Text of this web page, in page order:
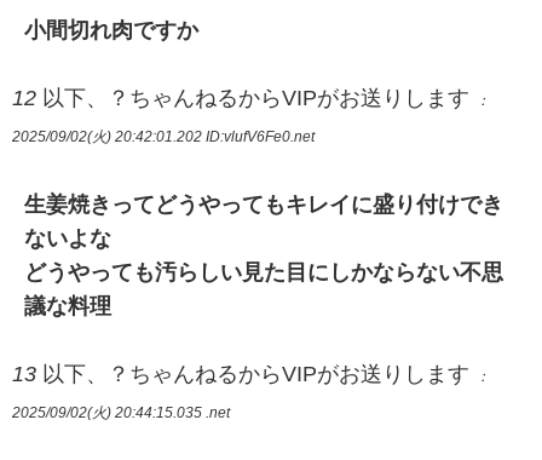
小間切れ肉ですか
12 以下、？ちゃんねるからVIPがお送りします ：
2025/09/02(火) 20:42:01.202 ID:vlufV6Fe0.net
生姜焼きってどうやってもキレイに盛り付けでき
ないよな
どうやっても汚らしい見た目にしかならない不思
議な料理
13 以下、？ちゃんねるからVIPがお送りします ：
2025/09/02(火) 20:44:15.035 .net